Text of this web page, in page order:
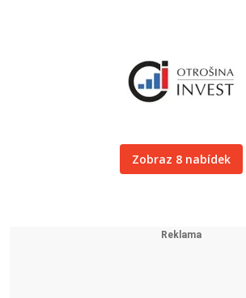
Zobraz 8 nabídek